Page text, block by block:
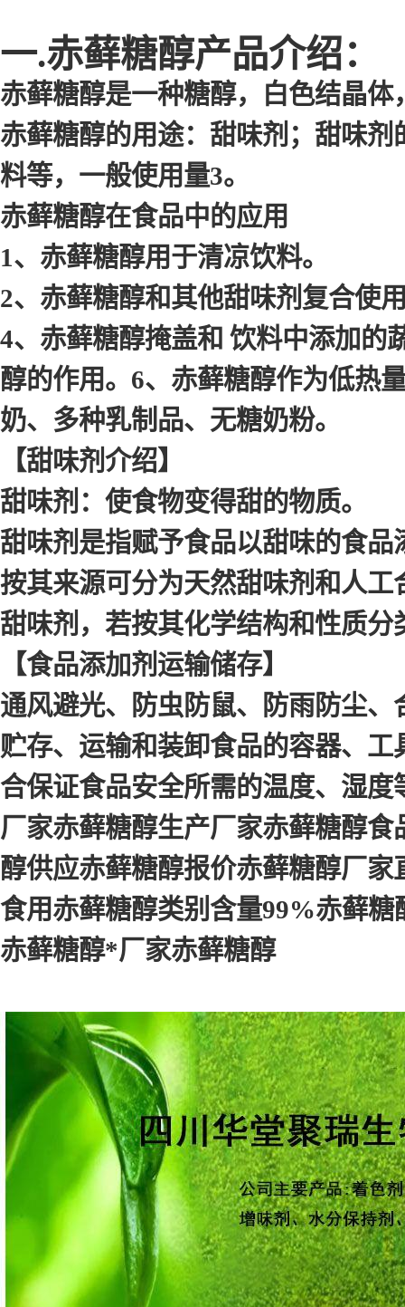
一.赤藓糖醇产品介绍：
赤藓糖醇是一种糖醇，白色结晶
赤藓糖醇的用途：甜味剂；甜味
料等，一般使用量3。
赤藓糖醇在食品中的应用
1、赤藓糖醇用于清凉饮料。
2、赤藓糖醇和其他甜味剂复合使
4、赤藓糖醇掩盖和 饮料中添加的
醇的作用。6、赤藓糖醇作为低热
奶、多种乳制品、无糖奶粉。
【甜味剂介绍】
甜味剂：使食物变得甜的物质。
甜味剂是指赋予食品以甜味的食
按其来源可分为天然甜味剂和人
甜味剂，若按其化学结构和性质
【食品添加剂运输储存】
通风避光、防虫防鼠、防雨防尘、
贮存、运输和装卸食品的容器、
合保证食品安全所需的温度、湿
厂家赤藓糖醇生产厂家赤藓糖醇
醇供应赤藓糖醇报价赤藓糖醇厂
食用赤藓糖醇类别含量99%赤藓
赤藓糖醇*厂家赤藓糖醇